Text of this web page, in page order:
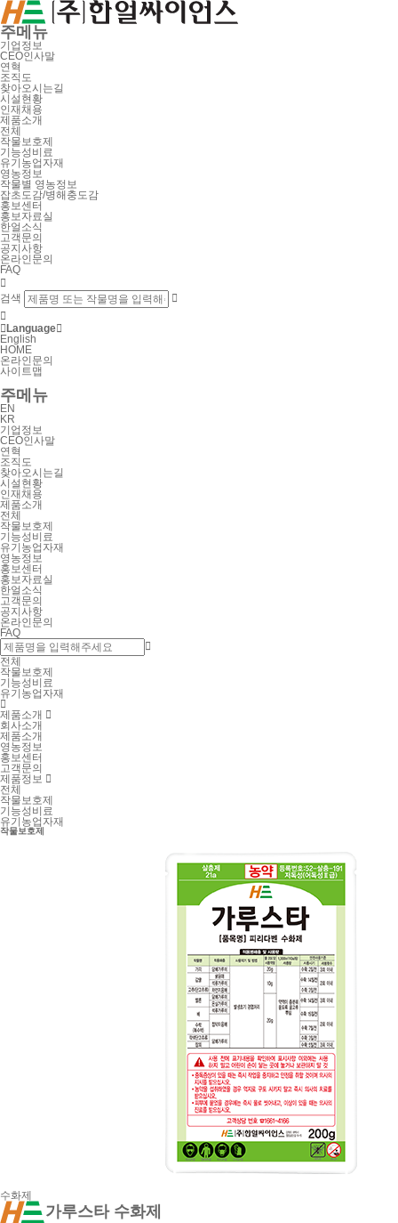
주메뉴
기업정보
CEO인사말
연혁
조직도
찾아오시는길
시설현황
인재채용
제품소개
전체
작물보호제
기능성비료
유기농업자재
영농정보
작물별 영농정보
잡초도감/병해충도감
홍보센터
홍보자료실
한얼소식
고객문의
공지사항
온라인문의
FAQ

검색


 Language
English
HOME
온라인문의
사이트맵
주메뉴
EN
KR
기업정보
CEO인사말
연혁
조직도
찾아오시는길
시설현황
인재채용
제품소개
전체
작물보호제
기능성비료
유기농업자재
영농정보
홍보센터
홍보자료실
한얼소식
고객문의
공지사항
온라인문의
FAQ

전체
작물보호제
기능성비료
유기농업자재

제품소개 
회사소개
제품소개
영농정보
홍보센터
고객문의
제품정보 
전체
작물보호제
기능성비료
유기농업자재
작물보호제
수화제
가루스타 수화제